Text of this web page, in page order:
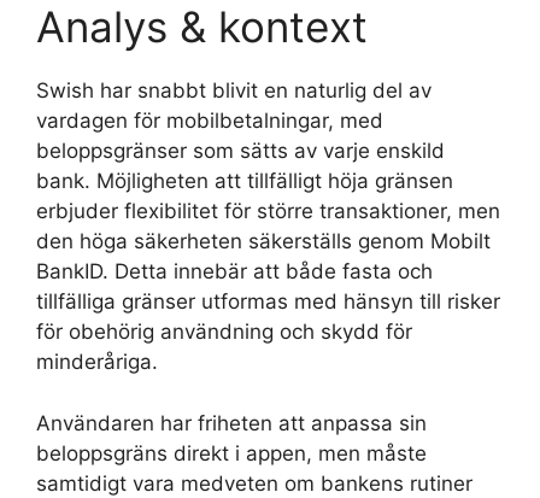
Analys & kontext
Swish har snabbt blivit en naturlig del av
vardagen för mobilbetalningar, med
beloppsgränser som sätts av varje enskild
bank. Möjligheten att tillfälligt höja gränsen
erbjuder flexibilitet för större transaktioner, men
den höga säkerheten säkerställs genom Mobilt
BankID. Detta innebär att både fasta och
tillfälliga gränser utformas med hänsyn till risker
för obehörig användning och skydd för
minderåriga.
Användaren har friheten att anpassa sin
beloppsgräns direkt i appen, men måste
samtidigt vara medveten om bankens rutiner